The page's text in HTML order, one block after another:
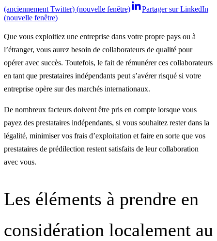
(anciennement Twitter) (nouvelle fenêtre)
Partager sur LinkedIn
(nouvelle fenêtre)
Que vous exploitiez une entreprise dans votre propre pays ou à
l’étranger, vous aurez besoin de collaborateurs de qualité pour
opérer avec succès. Toutefois, le fait de rémunérer ces collaborateurs
en tant que prestataires indépendants peut s’avérer risqué si votre
entreprise opère sur des marchés internationaux.
De nombreux facteurs doivent être pris en compte lorsque vous
payez des prestataires indépendants, si vous souhaitez rester dans la
légalité, minimiser vos frais d’exploitation et faire en sorte que vos
prestataires de prédilection restent satisfaits de leur collaboration
avec vous.
Les éléments à prendre en
considération localement au